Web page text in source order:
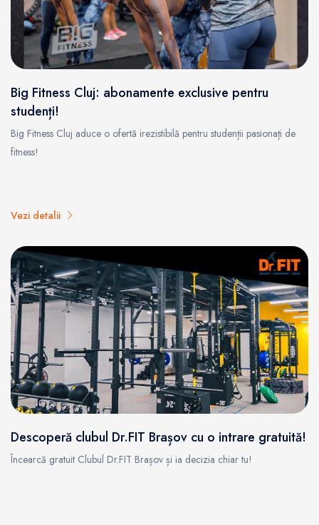
Big Fitness Cluj: abonamente exclusive pentru
studenți!
Big Fitness Cluj aduce o ofertă irezistibilă pentru studenții pasionați de
fitness!
Vezi detalii
Descoperă clubul Dr.FIT Brașov cu o intrare gratuită!
Încearcă gratuit Clubul Dr.FIT Brașov și ia decizia chiar tu!